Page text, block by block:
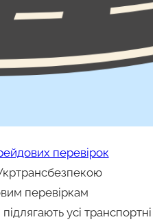
перевірок
перевіркам
усі транспортні